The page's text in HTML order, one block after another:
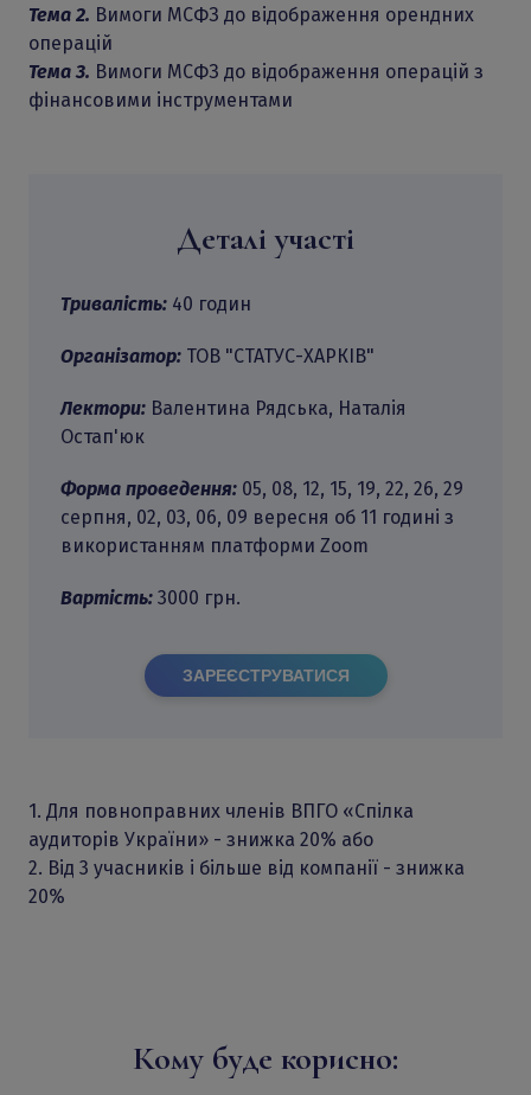
Тема 2. Вимоги МСФЗ до відображення орендних
операцій
Тема 3. Вимоги МСФЗ до відображення операцій з
фінансовими інструментами
Деталі участі
Тривалість: 40 годин
Організатор: ТОВ "СТАТУС-ХАРКІВ"
Лектори: Валентина Рядська, Наталія
Остап'юк
Форма проведення: 05, 08, 12, 15, 19, 22, 26, 29
серпня, 02, 03, 06, 09 вересня об 11 годині з
використанням платформи Zoom
Вартість: 3000 грн.
ЗАРЕЄСТРУВАТИСЯ
1. Для повноправних членів ВПГО «Спілка
аудиторів України» - знижка 20% або
2. Від 3 учасників і більше від компанії - знижка
20%
Кому буде корисно: